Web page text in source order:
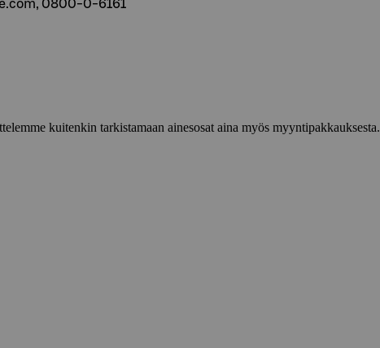
0800-0-6161
kuitenkin tarkistamaan ainesosat aina myös myyntipakkauksesta.